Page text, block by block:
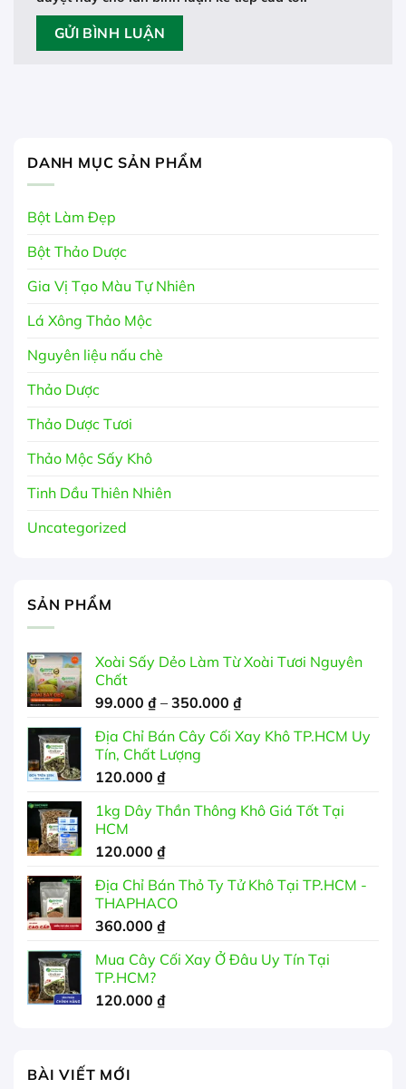
DANH MỤC SẢN PHẨM
Bột Làm Đẹp
Bột Thảo Dược
Gia Vị Tạo Màu Tự Nhiên
Lá Xông Thảo Mộc
Nguyên liệu nấu chè
Thảo Dược
Thảo Dược Tươi
Thảo Mộc Sấy Khô
Tinh Dầu Thiên Nhiên
Uncategorized
SẢN PHẨM
Xoài Sấy Dẻo Làm Từ Xoài Tươi Nguyên
Chất
99.000 ₫ – 350.000 ₫Khoảng
từ
Địa Chỉ Bán Cây Cối Xay Khô TP.HCM Uy
Tín, Chất Lượng
120.000 ₫
1kg Dây Thần Thông Khô Giá Tốt Tại
HCM
120.000 ₫
Địa Chỉ Bán Thỏ Ty Tử Khô Tại TP.HCM -
THAPHACO
360.000 ₫
Mua Cây Cối Xay Ở Đâu Uy Tín Tại
TP.HCM?
120.000 ₫
BÀI VIẾT MỚI